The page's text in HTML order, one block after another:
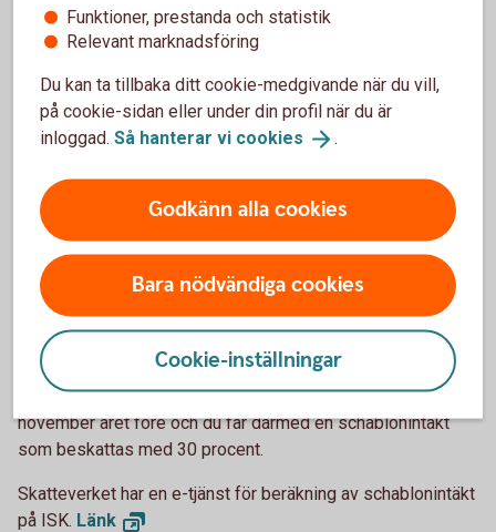
som multipliceras med schablonskatten och då får du en
schablonintäkt som beskattas med 30 procent.
summan av:
1. Värdet av tillgångarna på kontot vid ingången av varje
2. Belopp som betalats in till ISK under året
3. Värdet av finansiella instrument som förts över till ISK:t
av kontoinnehavaren under året
4. Värdet av finansiella instrument som överförts från någon
annans ISK under året.
Kapitalunderlaget multipliceras med statslåneräntan den 30
november året före och du får därmed en schablonintäkt
som beskattas med 30 procent.
Skatteverket har en e-tjänst för beräkning av schablonintäkt
på ISK. Länk
Funktioner, prestanda och statistik
Relevant marknadsföring
Du kan ta tillbaka ditt cookie-medgivande när du vill,
på cookie-sidan eller under din profil när du är
inloggad. Så hanterar vi cookies .
Godkänn alla cookies
Bara nödvändiga cookies
Cookie-inställningar